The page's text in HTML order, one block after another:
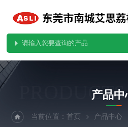
产品中
当前位置：首页 产品中心